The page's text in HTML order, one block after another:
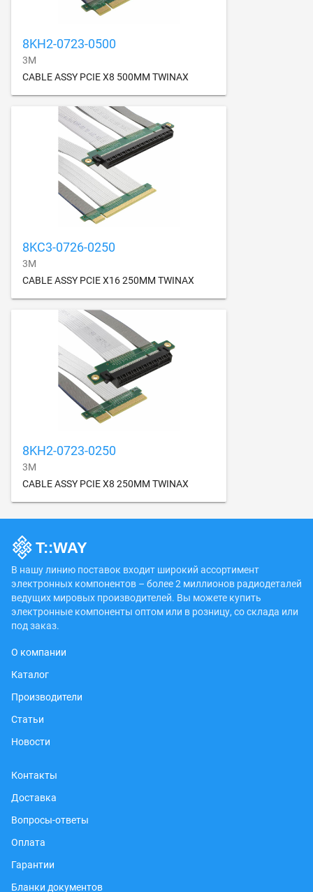
8KH2-0723-0500
3M
CABLE ASSY PCIE X8 500MM TWINAX
8KC3-0726-0250
3M
CABLE ASSY PCIE X16 250MM TWINAX
8KH2-0723-0250
3M
CABLE ASSY PCIE X8 250MM TWINAX
В нашу линию поставок входит широкий ассортимент
электронных компонентов – более 2 миллионов радиодеталей
ведущих мировых производителей. Вы можете купить
электронные компоненты оптом или в розницу, со склада или
под заказ.
О компании
Каталог
Производители
Статьи
Новости
Контакты
Доставка
Вопросы-ответы
Оплата
Гарантии
Бланки документов